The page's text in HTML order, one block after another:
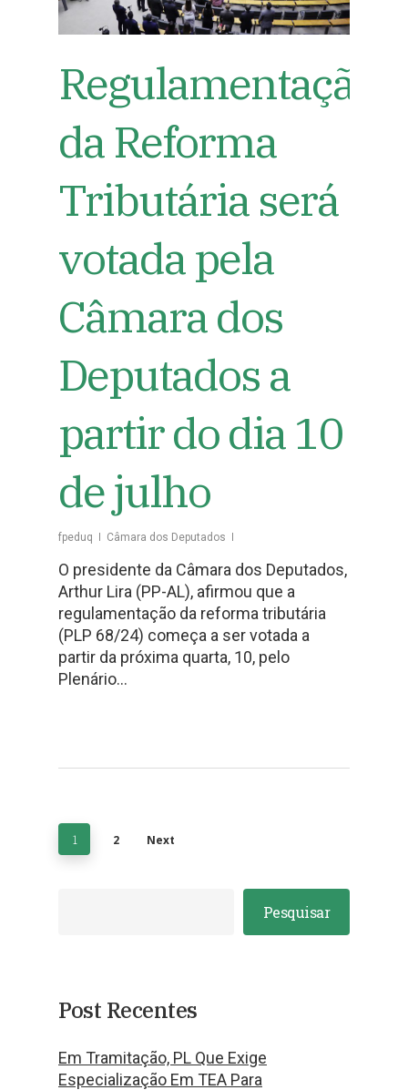
Regulamentação
da Reforma
Tributária será
votada pela
Câmara dos
Deputados a
partir do dia 10
de julho
fpeduq Câmara dos Deputados
O presidente da Câmara dos Deputados,
Arthur Lira (PP-AL), afirmou que a
regulamentação da reforma tributária
(PLP 68/24) começa a ser votada a
partir da próxima quarta, 10, pelo
Plenário…
1 2 Next
Pesquisar
Post Recentes
Em Tramitação, PL Que Exige
Especialização Em TEA Para